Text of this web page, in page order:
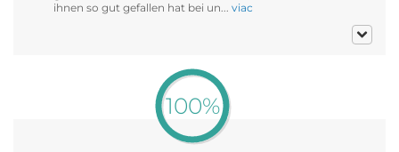
ihnen so gut gefallen hat bei un... viac
100%